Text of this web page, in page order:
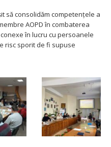
să consolidăm competențele a
AOPD în combaterea
în lucru cu persoanele
risc sporit de fi supuse